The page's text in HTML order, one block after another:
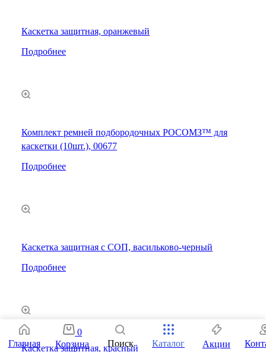
Каскетка защитная, оранжевый
Подробнее
Комплект ремней подбородочных РОСОМЗ™ для
каскетки (10шт.), 00677
Подробнее
Каскетка защитная с СОП, васильково-черный
Подробнее
Каскетка защитная, красный
Главная
0
Корзина
Поиск Каталог Акции